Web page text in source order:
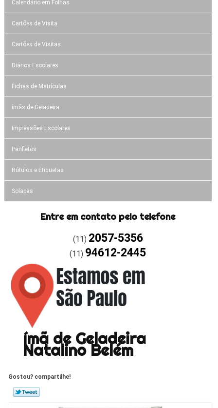
Calendário em Folhas
Cartões de Visita
Cartões de Visitas
Diários Escolares
Fichas de Matrículas
ímãs de Geladeira
Impressões Escolares
Panfletos
Rótulos e Etiquetas
Solapas
Entre em contato pelo telefone
(11) 2057-5356
(11) 94612-2445
ímã de Geladeira
Natalino Belém
Gostou? compartilhe!